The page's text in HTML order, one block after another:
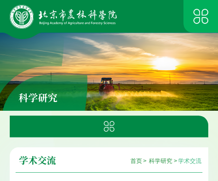
科学研究
首页> 科学研究 >学术交流
学术交流